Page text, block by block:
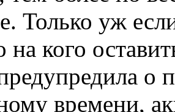
Только уж
на кого
о
времени,